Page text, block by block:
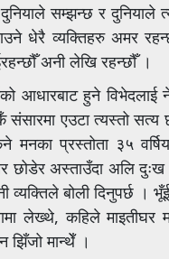
सम्झन्छ र दुनियाले
धेरै व्यक्तिहरु अमर
अनी लेखि रहन्छौँ ।
आधारबाट हुने
एउटा त्यस्तो सत्य
मनका प्रस्तोता ३५
अस्ताउँदा अलि दुःख
व्यक्तिले बोली दिनुपर्छ
लेख्थे, कहिले
मान्थेँ ।